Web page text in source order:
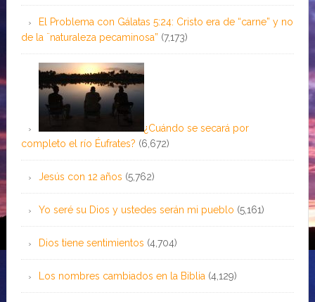
El Problema con Gálatas 5:24: Cristo era de “carne” y no
de la ¨naturaleza pecaminosa” (7,173)
¿Cuándo se secará por
completo el río Éufrates? (6,672)
Jesús con 12 años (5,762)
Yo seré su Dios y ustedes serán mi pueblo (5,161)
Dios tiene sentimientos (4,704)
Los nombres cambiados en la Biblia (4,129)